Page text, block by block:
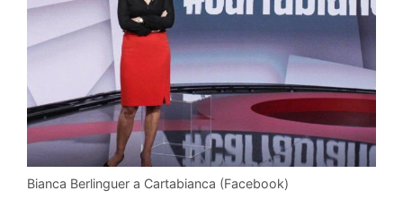
Bianca Berlinguer a Cartabianca (Facebook)